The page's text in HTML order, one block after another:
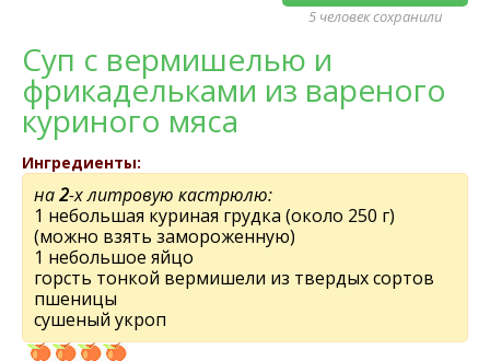
5 человек сохранили
Суп с вермишелью и
фрикадельками из вареного
куриного мяса
Ингредиенты:
на2-х литровую кастрюлю:
1 небольшая куриная грудка (около 250 г)
(можно взять замороженную)
1 небольшое яйцо
горсть тонкой вермишели из твердых сортов
пшеницы
сушеный укроп